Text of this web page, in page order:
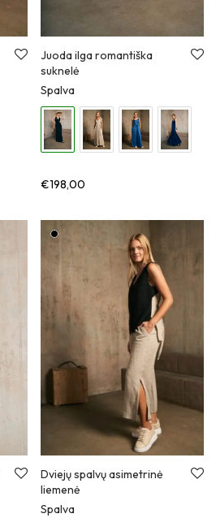
Juoda ilga romantiška
suknelė
Spalva
€198,00
Dviejų spalvų asimetrinė
liemenė
Spalva